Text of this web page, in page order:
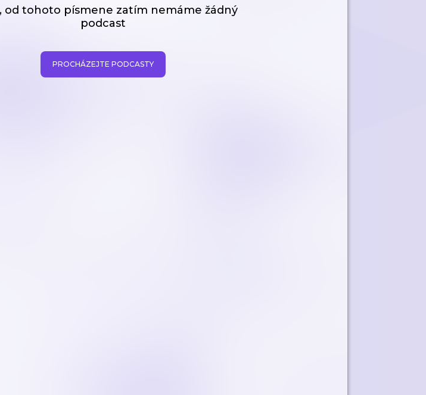
od tohoto písmene zatím nemáme žádný
podcast
PROCHÁZEJTE PODCASTY